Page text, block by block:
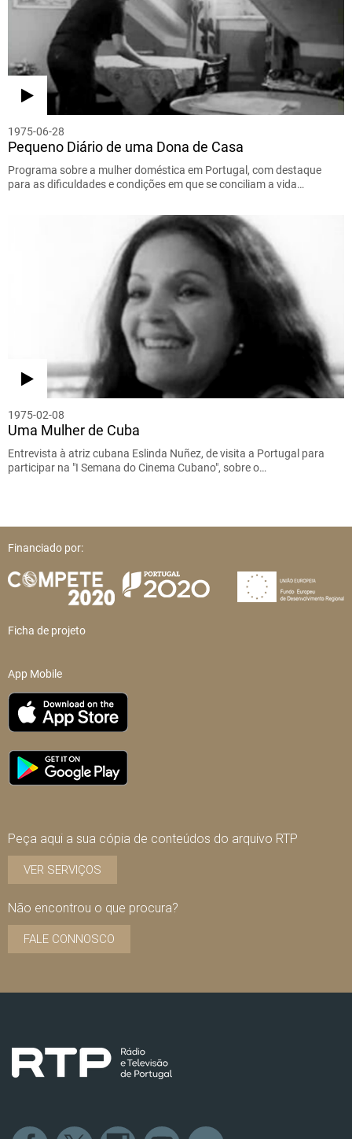
1975-06-28
Pequeno Diário de uma Dona de Casa
Programa sobre a mulher doméstica em Portugal, com destaque
para as dificuldades e condições em que se conciliam a vida…
1975-02-08
Uma Mulher de Cuba
Entrevista à atriz cubana Eslinda Nuñez, de visita a Portugal para
participar na "I Semana do Cinema Cubano", sobre o…
Financiado por:
Ficha de projeto
App Mobile
Peça aqui a sua cópia de conteúdos do arquivo RTP
VER SERVIÇOS
Não encontrou o que procura?
FALE CONNOSCO